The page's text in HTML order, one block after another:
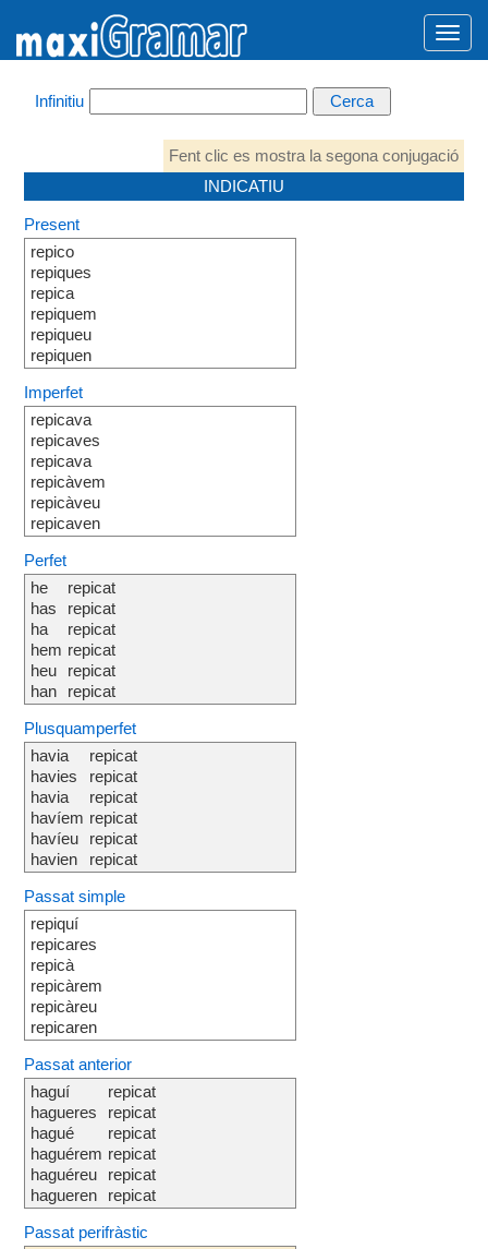
Infinitiu
Fent clic es mostra la segona conjugació
INDICATIU
Present
repico
repiques
repica
repiquem
repiqueu
repiquen
Imperfet
repicava
repicaves
repicava
repicàvem
repicàveu
repicaven
Perfet
he
has
ha
hem
heu
han
repicat
repicat
repicat
repicat
repicat
repicat
Plusquamperfet
havia
havies
havia
havíem
havíeu
havien
repicat
repicat
repicat
repicat
repicat
repicat
Passat simple
repiquí
repicares
repicà
repicàrem
repicàreu
repicaren
Passat anterior
haguí
hagueres
hagué
haguérem
haguéreu
hagueren
repicat
repicat
repicat
repicat
repicat
repicat
Passat perifràstic